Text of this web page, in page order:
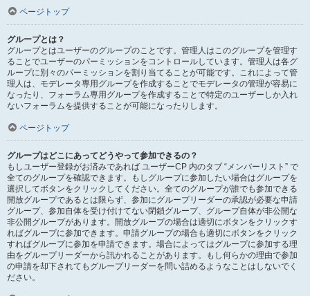
ページトップ
グループとは？
グループとはユーザーのグループのことです。管理人はこのグループを管理す
ることでユーザーのパーミッションをコントロールしています。管理人は各グ
ループに別々のパーミッションを割り当てることが可能です。これによって管
理人は、モデレータ専用グループを作成することでモデレータの管理が容易に
なったり、フォーラム専用グループを作成することで特定のユーザーしか入れ
ないフォーラムを提供することが可能になったりします。
ページトップ
グループはどこにあってどうやって参加できるの？
もしユーザー登録がお済みであれば ユーザーCP 内のタブ “メンバーリスト” で
全てのグループを確認できます。もしグループに参加したい場合はグループを
選択してボタンをクリックしてください。全てのグループが誰でも参加できる
開放グループであるとは限らず、参加にグループリーダーの承認が必要な申請
グループ、参加自体を受け付けてない閉鎖グループ、グループ自体が非公開な
非公開グループがあります。開放グループの場合は適切にボタンをクリックす
ればグループに参加できます。申請グループの場合も適切にボタンをクリック
すればグループに参加を申請できます。場合によってはグループに参加する理
由をグループリーダーから訊かれることがあります。もし何らかの理由で参加
の申請を却下されてもグループリーダーを問い詰めるようなことはしないでく
ださい。